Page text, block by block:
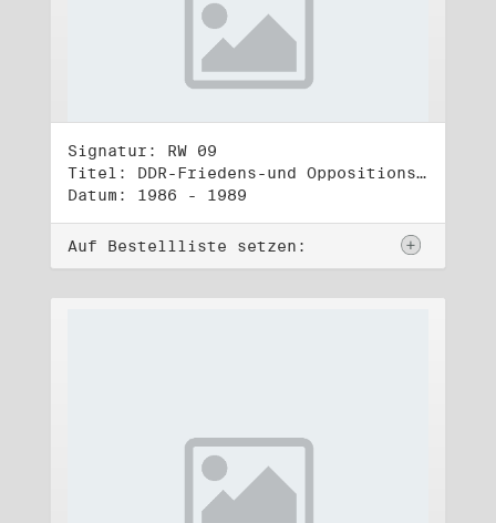
Signatur: RW 09
Titel: DDR-Friedens-und Oppositionsbewegung (2)
Datum: 1986 - 1989
Auf Bestellliste setzen: